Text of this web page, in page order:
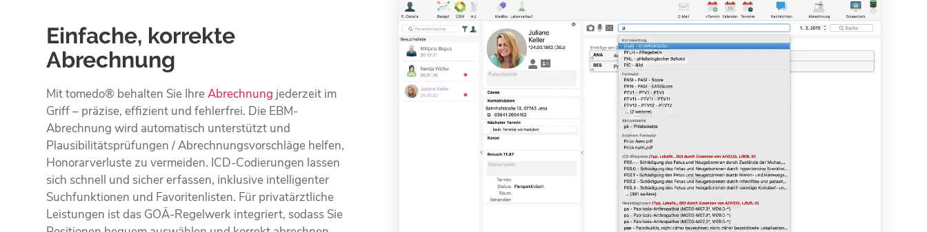
Einfache, korrekte
Abrechnung
Mit tomedo® behalten Sie IhreAbrechnung jederzeit im
Griff – präzise, effizient und fehlerfrei. Die EBM-
Abrechnung wird automatisch unterstützt und
Plausibilitätsprüfungen / Abrechnungsvorschläge helfen,
Honorarverluste zu vermeiden. ICD-Codierungen lassen
sich schnell und sicher erfassen, inklusive intelligenter
Suchfunktionen und Favoritenlisten. Für privatärztliche
Leistungen ist das GOÄ-Regelwerk integriert, sodass Sie